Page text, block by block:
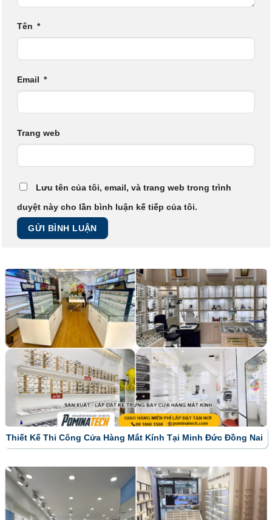
Tên *
Email *
Trang web
Lưu tên của tôi, email, và trang web trong trình
duyệt này cho lần bình luận kế tiếp của tôi.
Thiết Kế Thi Công Cửa Hàng Mắt Kính Tại Minh Đức Đồng Nai